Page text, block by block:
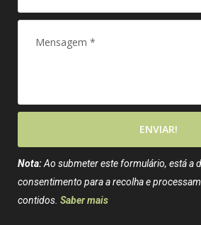
ENVIAR!
Nota:Ao submeter este formulário, está a
consentimento para a recolha e
contidos. Saber mais